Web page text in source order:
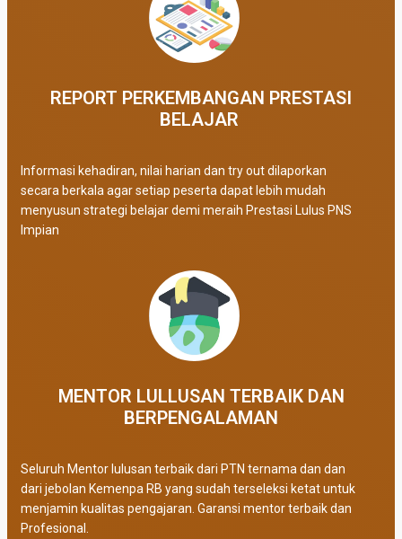
REPORT PERKEMBANGAN PRESTASI
BELAJAR ​
Informasi kehadiran, nilai harian dan try out dilaporkan
secara berkala agar setiap peserta dapat lebih mudah
menyusun strategi belajar demi meraih Prestasi Lulus PNS
Impian
MENTOR LULLUSAN TERBAIK DAN
BERPENGALAMAN
Seluruh Mentor lulusan terbaik dari PTN ternama dan dan
dari jebolan Kemenpa RB yang sudah terseleksi ketat untuk
menjamin kualitas pengajaran. Garansi mentor terbaik dan
Profesional.